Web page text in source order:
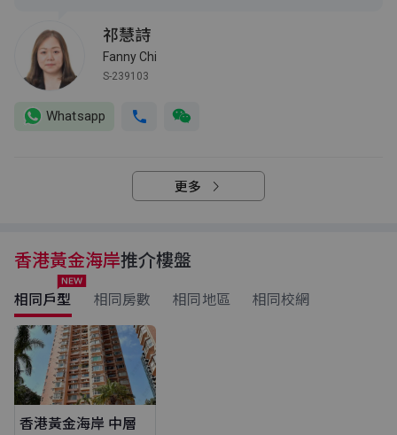
祁慧詩
Fanny Chi
S-239103
Whatsapp
更多
香港黃金海岸推介樓盤
相同戶型 相同房數 相同地區 相同校網
香港黃金海岸 中層